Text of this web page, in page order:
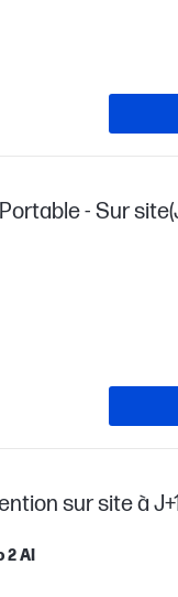
- Sur
sur site à
AI